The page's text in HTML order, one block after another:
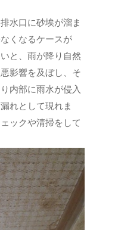
水口に砂埃が溜ま
くなるケースが
と、雨が降り自然
影響を及ぼし、そ
内部に雨水が侵入
れとして現れま
ックや清掃をして